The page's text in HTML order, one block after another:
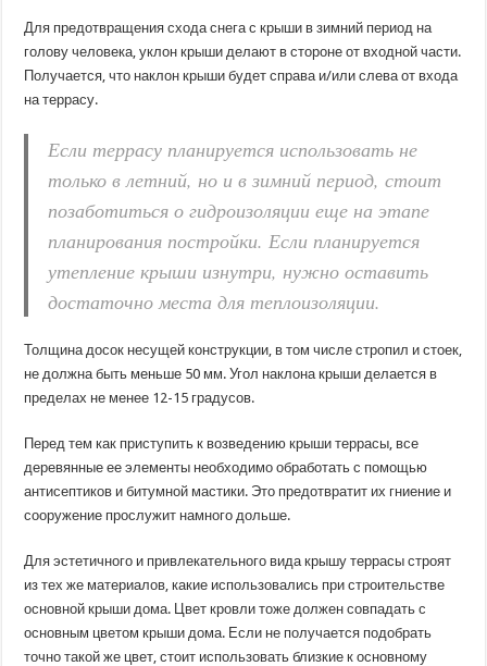
Для предотвращения схода снега с крыши в зимний период на
голову человека, уклон крыши делают в стороне от входной части.
Получается, что наклон крыши будет справа и/или слева от входа
на террасу.
Если террасу планируется использовать не
только в летний, но и в зимний период, стоит
позаботиться о гидроизоляции еще на этапе
планирования постройки. Если планируется
утепление крыши изнутри, нужно оставить
достаточно места для теплоизоляции.
Толщина досок несущей конструкции, в том числе стропил и стоек,
не должна быть меньше 50 мм. Угол наклона крыши делается в
пределах не менее 12-15 градусов.
Перед тем как приступить к возведению крыши террасы, все
деревянные ее элементы необходимо обработать с помощью
антисептиков и битумной мастики. Это предотвратит их гниение и
сооружение прослужит намного дольше.
Для эстетичного и привлекательного вида крышу террасы строят
из тех же материалов, какие использовались при строительстве
основной крыши дома. Цвет кровли тоже должен совпадать с
основным цветом крыши дома. Если не получается подобрать
точно такой же цвет, стоит использовать близкие к основному